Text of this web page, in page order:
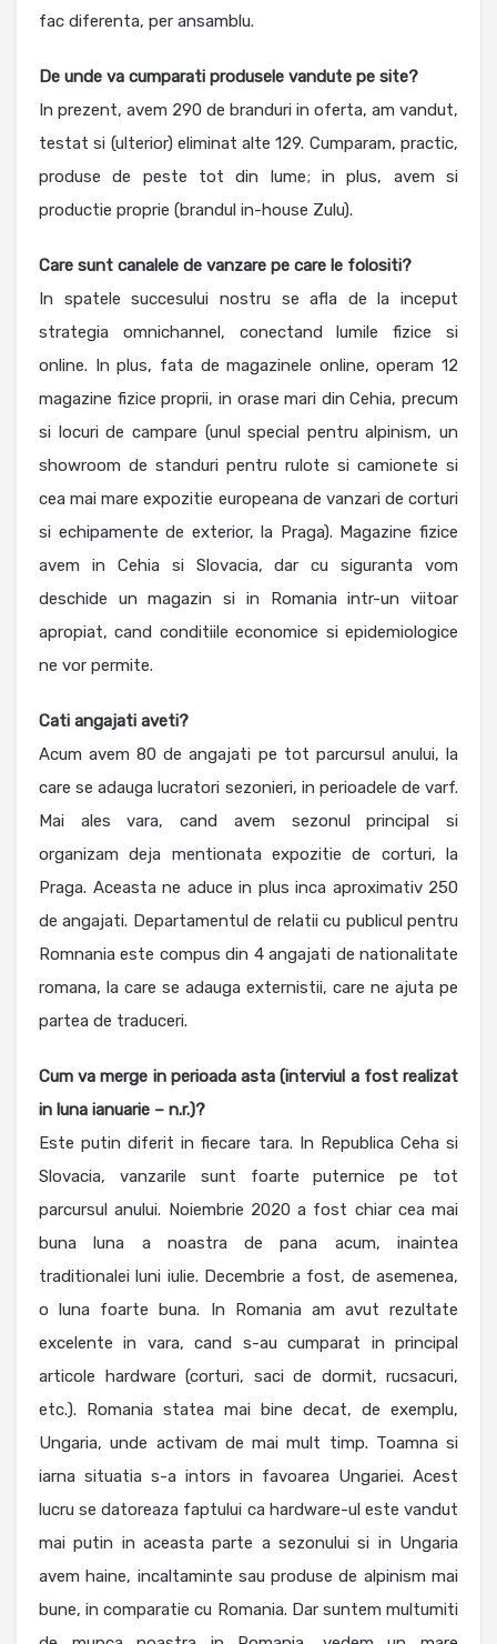
fac diferenta, per ansamblu.
De unde va cumparati produsele vandute pe site?
In prezent, avem 290 de branduri in oferta, am vandut,
testat si (ulterior) eliminat alte 129. Cumparam, practic,
produse de peste tot din lume; in plus, avem si
productie proprie (brandul in-house Zulu).
Care sunt canalele de vanzare pe care le folositi?
In spatele succesului nostru se afla de la inceput
strategia omnichannel, conectand lumile fizice si
online. In plus, fata de magazinele online, operam 12
magazine fizice proprii, in orase mari din Cehia, precum
si locuri de campare (unul special pentru alpinism, un
showroom de standuri pentru rulote si camionete si
cea mai mare expozitie europeana de vanzari de corturi
si echipamente de exterior, la Praga). Magazine fizice
avem in Cehia si Slovacia, dar cu siguranta vom
deschide un magazin si in Romania intr-un viitoar
apropiat, cand conditiile economice si epidemiologice
ne vor permite.
Cati angajati aveti?
Acum avem 80 de angajati pe tot parcursul anului, la
care se adauga lucratori sezonieri, in perioadele de varf.
Mai ales vara, cand avem sezonul principal si
organizam deja mentionata expozitie de corturi, la
Praga. Aceasta ne aduce in plus inca aproximativ 250
de angajati. Departamentul de relatii cu publicul pentru
Romnania este compus din 4 angajati de nationalitate
romana, la care se adauga externistii, care ne ajuta pe
partea de traduceri.
Cum va merge in perioada asta (interviul a fost realizat
in luna ianuarie – n.r.)?
Este putin diferit in fiecare tara. In Republica Ceha si
Slovacia, vanzarile sunt foarte puternice pe tot
parcursul anului. Noiembrie 2020 a fost chiar cea mai
buna luna a noastra de pana acum, inaintea
traditionalei luni iulie. Decembrie a fost, de asemenea,
o luna foarte buna. In Romania am avut rezultate
excelente in vara, cand s-au cumparat in principal
articole hardware (corturi, saci de dormit, rucsacuri,
etc.). Romania statea mai bine decat, de exemplu,
Ungaria, unde activam de mai mult timp. Toamna si
iarna situatia s-a intors in favoarea Ungariei. Acest
lucru se datoreaza faptului ca hardware-ul este vandut
mai putin in aceasta parte a sezonului si in Ungaria
avem haine, incaltaminte sau produse de alpinism mai
bune, in comparatie cu Romania. Dar suntem multumiti